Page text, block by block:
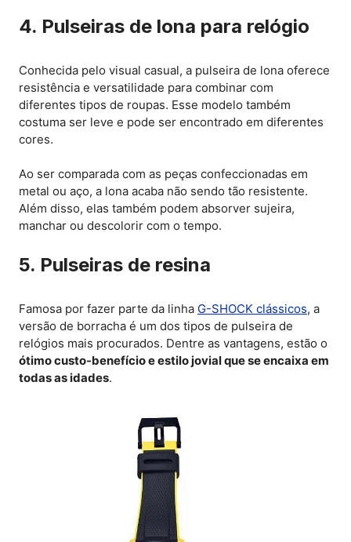
4. Pulseiras de lona para relógio
Conhecida pelo visual casual, a pulseira de lona oferece
resistência e versatilidade para combinar com
diferentes tipos de roupas. Esse modelo também
costuma ser leve e pode ser encontrado em diferentes
cores.
Ao ser comparada com as peças confeccionadas em
metal ou aço, a lona acaba não sendo tão resistente.
Além disso, elas também podem absorver sujeira,
manchar ou descolorir com o tempo.
5. Pulseiras de resina
Famosa por fazer parte da linha G-SHOCK clássicos, a
versão de borracha é um dos tipos de pulseira de
relógios mais procurados. Dentre as vantagens, estão o
ótimo custo-benefício e estilo jovial que se encaixa em
todas as idades.